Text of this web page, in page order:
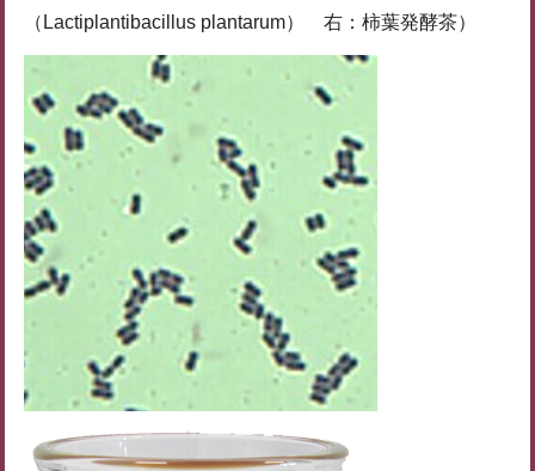
（Lactiplantibacillus plantarum） 右：柿葉発酵茶）